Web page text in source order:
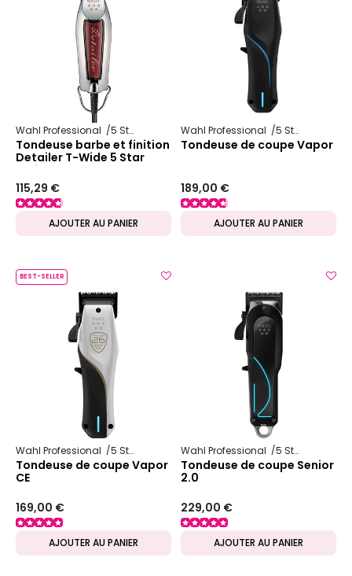
Wahl Professional 5 Star Series
Tondeuse barbe et finition
Detailer T-Wide 5 Star
Series
115,29 €
AJOUTER AU PANIER
Wahl Professional 5 Star Series
Tondeuse de coupe Vapor
189,00 €
AJOUTER AU PANIER
BEST-SELLER
Wahl Professional 5 Star Series
Tondeuse de coupe Vapor
CE
169,00 €
AJOUTER AU PANIER
Wahl Professional 5 Star Series
Tondeuse de coupe Senior
2.0
229,00 €
AJOUTER AU PANIER